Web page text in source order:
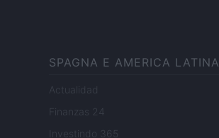
SPAGNA E AMERICA LATINA
Actualidad
Finanzas 24
Investindo 365